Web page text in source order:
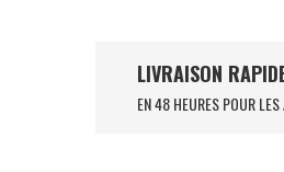
LIVRAISON
EN 48 HEURES POUR